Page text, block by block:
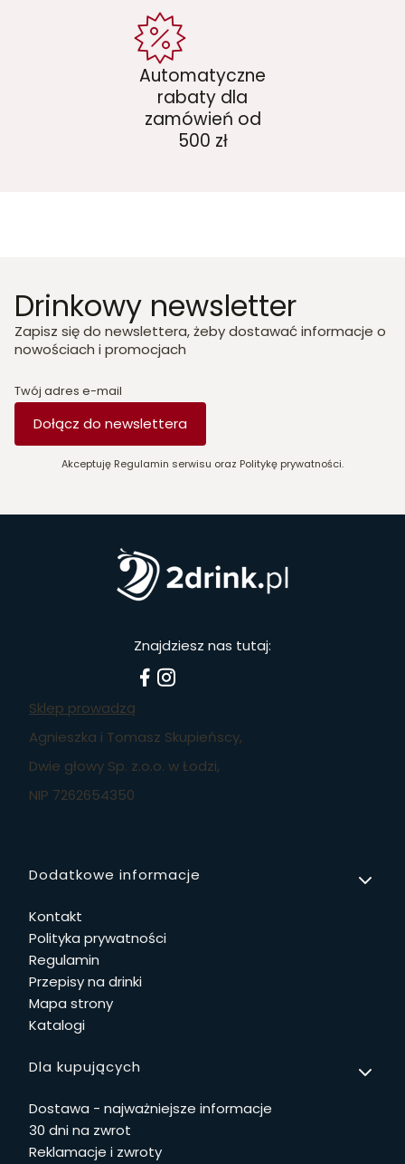
Automatyczne
rabaty dla
zamówień od
500 zł
Drinkowy newsletter
Zapisz się do newslettera, żeby dostawać informacje o
nowościach i promocjach
Twój adres e-mail
Dołącz do newslettera
Akceptuję Regulamin serwisu oraz Politykę prywatności.
Znajdziesz nas tutaj:
Sklep prowadzą
Agnieszka i Tomasz Skupieńscy,
Dwie głowy Sp. z.o.o. w Łodzi,
NIP 7262654350
Linki w stopce
Dodatkowe informacje
Kontakt
Polityka prywatności
Regulamin
Przepisy na drinki
Mapa strony
Katalogi
Dla kupujących
Dostawa - najważniejsze informacje
30 dni na zwrot
Reklamacje i zwroty